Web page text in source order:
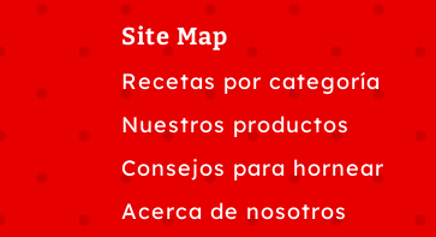
Site Map
Recetas por categoría
Nuestros productos
Consejos para hornear
Acerca de nosotros